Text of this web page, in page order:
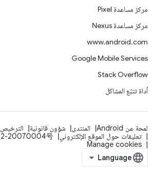
مركز مساعدة Pixel
مركز مساعدة Nexus
www.android.com
Google Mobile Services
Stack Overflow
أداة تتبّع المشاكل
لمحة عن Android المنتدى شؤون قانونية الترخيص
تعليقات حول الموقع الإلكتروني
20070004号
Manage cookies